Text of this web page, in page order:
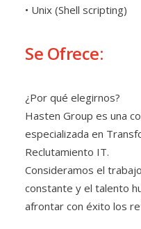
• Unix (Shell scripting)
Se Ofrece:
¿Por qué elegirnos?
Hasten Group es una
especializada en
Reclutamiento IT.
Consideramos el
constante y el talento
afrontar con éxito los